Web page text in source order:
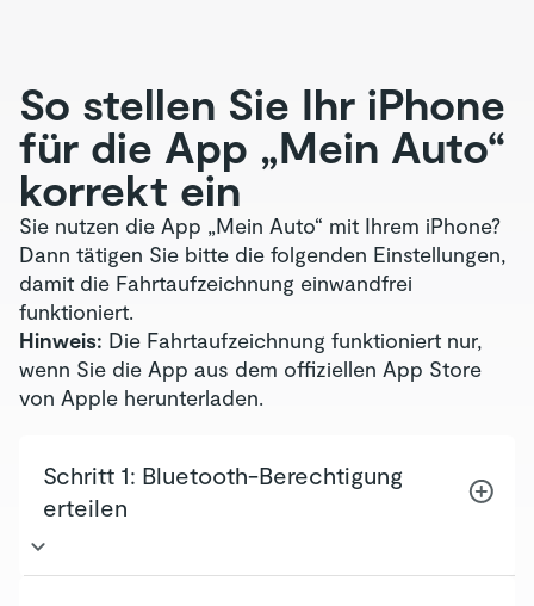
So stellen Sie Ihr iPhone
für die App „Mein Auto“
korrekt ein
Sie nutzen die App „Mein Auto“ mit Ihrem iPhone?
Dann tätigen Sie bitte die folgenden Einstellungen,
damit die Fahrtaufzeichnung einwandfrei
funktioniert.
Hinweis: Die Fahrtaufzeichnung funktioniert nur,
wenn Sie die App aus dem offiziellen App Store
von Apple herunterladen.
Schritt 1: Bluetooth-Berechtigung
erteilen